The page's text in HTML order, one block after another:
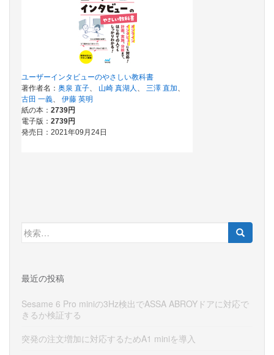
検
索:
最近の投稿
Sesame 6 Pro miniの3Hz検出でASSA ABROYドアに対応で
きるか検証する
突発の注文増加に対応するためA1 miniを導入